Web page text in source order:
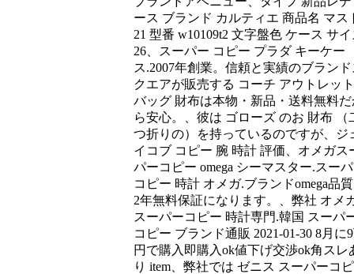
ース ブランド カルティエ 商品名 マス
21 型番 w10109t2 文字盤色 ケース サ
26、スーパー コピー プラダ キーケー
ス.2007年創業。信頼と実績のブラン
クエアが販売する コーチ アウトレッ
バッグ 財布は本物・新品・送料無料だ
ら安心。、彼は ゴローズ のお 財布 （
つ折りの）を持っているのですが、ジ
イコブ コピー 腕 時計 評価、オメガス
パーコピー omega シーマスター.スー
コピー 時計 オメガ.ブランドomega品
2年無料保証になります。、弊社 オメ
スーパーコピー 時計専門.韓国 スーパ
コピー ブランド通販 2021-01-30 8月に
円で購入即購入ok値下げ交渉ok角スレ
り item、弊社では ゼニス スーパーコピ